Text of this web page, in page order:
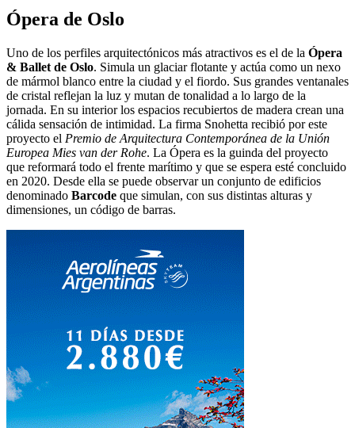
Ópera de Oslo
Uno de los perfiles arquitectónicos más atractivos es el de la Ópera
& Ballet de Oslo. Simula un glaciar flotante y actúa como un nexo
de mármol blanco entre la ciudad y el fiordo. Sus grandes ventanales
de cristal reflejan la luz y mutan de tonalidad a lo largo de la
jornada. En su interior los espacios recubiertos de madera crean una
cálida sensación de intimidad. La firma Snohetta recibió por este
proyecto el Premio de Arquitectura Contemporánea de la Unión
Europea Mies van der Rohe. La Ópera es la guinda del proyecto
que reformará todo el frente marítimo y que se espera esté concluido
en 2020. Desde ella se puede observar un conjunto de edificios
denominado Barcode que simulan, con sus distintas alturas y
dimensiones, un código de barras.